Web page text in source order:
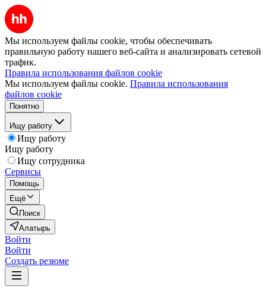
Мы используем файлы cookie, чтобы обеспечивать
правильную работу нашего веб-сайта и анализировать сетевой
трафик.
Правила использования файлов cookie
Мы используем файлы cookie. Правила использования
файлов cookie
Понятно
Ищу работу
Ищу работу
Ищу работу
Ищу сотрудника
Сервисы
Помощь
Ещё
Поиск
Алатырь
Войти
Войти
Создать резюме